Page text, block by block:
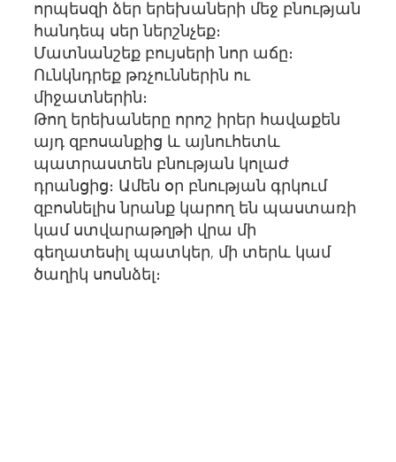
որպեսզի ձեր երեխաների մեջ բնության
հանդեպ սեր ներշնչեք։
Մատնանշեք բույսերի նոր աճը։
Ունկնդրեք թռչուններին ու
միջատներին։
Թող երեխաները որոշ իրեր հավաքեն
այդ զբոսանքից և այնուհետև
պատրաստեն բնության կոլաժ
դրանցից։ Ամեն օր բնության գրկում
զբոսնելիս նրանք կարող են պաստառի
կամ ստվարաթղթի վրա մի
գեղատեսիլ պատկեր, մի տերև կամ
ծաղիկ սոսնձել։